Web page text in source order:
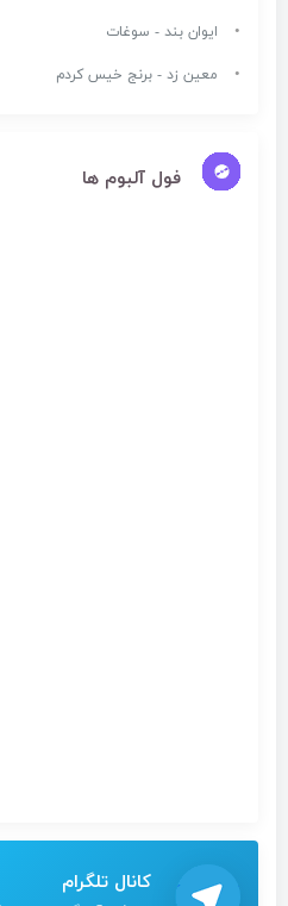
ایوان بند - سوغات
معین زد - برنج خیس کردم
فول آلبوم ها
کانال تلگرام